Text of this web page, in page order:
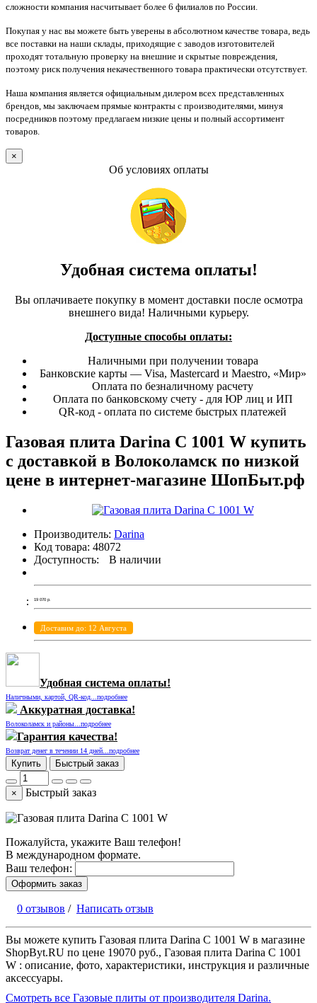
сложности компания насчитывает более 6 филиалов по России.
Покупая у нас вы можете быть уверены в абсолютном качестве товара, ведь
все поставки на наши склады, приходящие с заводов изготовителей
проходят тотальную проверку на внешние и скрытые повреждения,
поэтому риск получения некачественного товара практически отсутствует.
Наша компания является официальным дилером всех представленных
брендов, мы заключаем прямые контракты с производителями, минуя
посредников поэтому предлагаем низкие цены и полный ассортимент
товаров.
×
Об условиях оплаты
Удобная система оплаты!
Вы оплачиваете покупку в момент доставки после осмотра
внешнего вида! Наличными курьеру.
Доступные способы оплаты:
Наличными при получении товара
Банковские карты — Visa, Mastercard и Maestro, «Мир»
Оплата по безналичному расчету
Оплата по банковскому счету - для ЮР лиц и ИП
QR-код - оплата по системе быстрых платежей
Газовая плита Darina C 1001 W купить
с доставкой в Волоколамск по низкой
цене в интернет-магазине ШопБыт.рф
Производитель: Darina
Код товара: 48072
Доступность:
В наличии
19 070 р.
Доставим до: 12 Августа
Удобная система оплаты!
Наличными, картой, QR-код...подробнее
Аккуратная доставка!
Волоколамск и районы...подробнее
Гарантия качества!
Возврат денег в течении 14 дней...подробнее
Купить Быстрый заказ
× Быстрый заказ
Пожалуйста, укажите Ваш телефон!
В международном формате.
Ваш телефон:
Оформить заказ
0 отзывов / Написать отзыв
Вы можете купить Газовая плита Darina C 1001 W в магазине
ShopByt.RU по цене 19070 руб., Газовая плита Darina C 1001
W : описание, фото, характеристики, инструкция и различные
аксессуары.
Смотреть все Газовые плиты от производителя Darina.